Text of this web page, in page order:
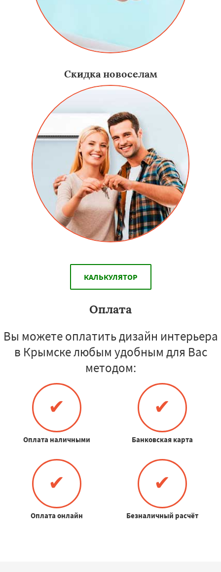
Скидка новоселам
КАЛЬКУЛЯТОР
Оплата
Вы можете оплатить дизайн интерьера
в Крымске любым удобным для Вас
методом:
✔
Оплата наличными
✔
Банковская карта
✔
Оплата онлайн
✔
Безналичный расчёт